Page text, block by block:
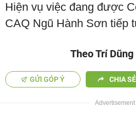
Hiện vụ việc đang được
CAQ Ngũ Hành Sơn tiếp
Theo Trí
GỬI GÓP Ý CHIA SẺ